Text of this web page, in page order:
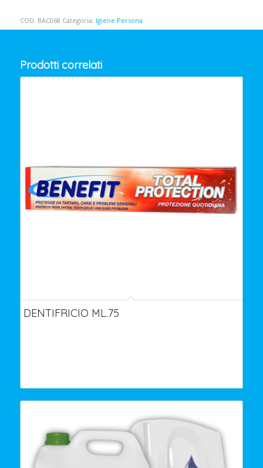
COD: BAC068 Categoria: Igiene Persona
Prodotti correlati
DENTIFRICIO ML.75